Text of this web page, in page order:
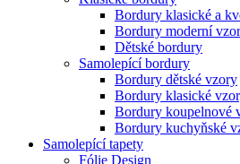
Bordury klasické a
Bordury moderní
Dětské bordury
Samolepící bordury
Bordury dětské vzory
Bordury klasické
Bordury koupelnové
Bordury kuchyňské
Samolepící tapety
Fólie Design